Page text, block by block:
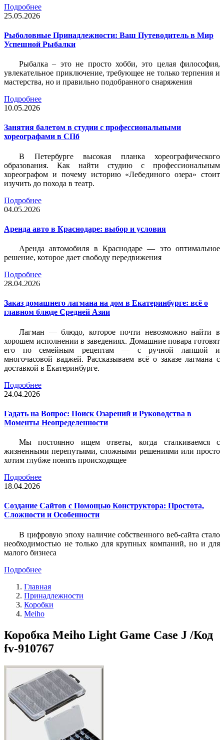
Подробнее
25.05.2026
Рыболовные Принадлежности: Ваш Путеводитель в Мир
Успешной Рыбалки
Рыбалка – это не просто хобби, это целая философия,
увлекательное приключение, требующее не только терпения и
мастерства, но и правильно подобранного снаряжения
Подробнее
10.05.2026
Занятия балетом в студии с профессиональными
хореографами в СПб
В Петербурге высокая планка хореографического
образования. Как найти студию с профессиональным
хореографом и почему историю «Лебединого озера» стоит
изучить до похода в театр.
Подробнее
04.05.2026
Аренда авто в Краснодаре: выбор и условия
Аренда автомобиля в Краснодаре — это оптимальное
решение, которое дает свободу передвижения
Подробнее
28.04.2026
Заказ домашнего лагмана на дом в Екатеринбурге: всё о
главном блюде Средней Азии
Лагман — блюдо, которое почти невозможно найти в
хорошем исполнении в заведениях. Домашние повара готовят
его по семейным рецептам — с ручной лапшой и
многочасовой ваджей. Рассказываем всё о заказе лагмана с
доставкой в Екатеринбурге.
Подробнее
24.04.2026
Гадать на Вопрос: Поиск Озарений и Руководства в
Моменты Неопределенности
Мы постоянно ищем ответы, когда сталкиваемся с
жизненными перепутьями, сложными решениями или просто
хотим глубже понять происходящее
Подробнее
18.04.2026
Создание Сайтов с Помощью Конструктора: Простота,
Сложности и Особенности
В цифровую эпоху наличие собственного веб-сайта стало
необходимостью не только для крупных компаний, но и для
малого бизнеса
Подробнее
Главная
Принадлежности
Коробки
Meiho
Коробка Meiho Light Game Case J /Код
fv-910767